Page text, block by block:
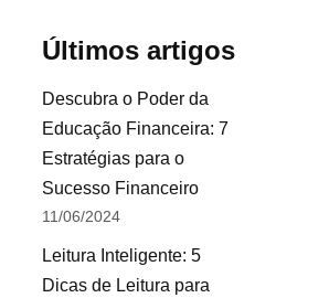
Últimos artigos
Descubra o Poder da
Educação Financeira: 7
Estratégias para o
Sucesso Financeiro
11/06/2024
Leitura Inteligente: 5
Dicas de Leitura para